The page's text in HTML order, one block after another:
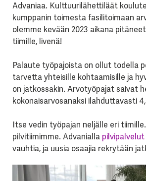
Advaniaa. Kulttuurilähettiläät
kumppanin toimesta fasilitoimaan
olemme kevään 2023 aikana
tiimille, livenä!
Palaute työpajoista on ollut todella
tarvetta yhteisille kohtaamisille ja
on jatkossakin. Arvotyöpajat saivat
kokonaisarvosanaksi ilahduttavasti
Itse vedin työpajan neljälle eri
pilvitiimimme. Advanialla pilvipalvelut
vauhtia, ja uusiaosaajia rekrytään